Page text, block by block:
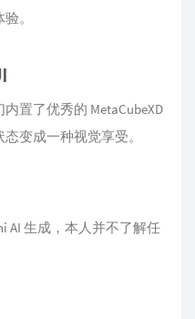
。
置了优秀的 MetaCubeXD
变成一种视觉享受。
AI 生成，本人并不了解任